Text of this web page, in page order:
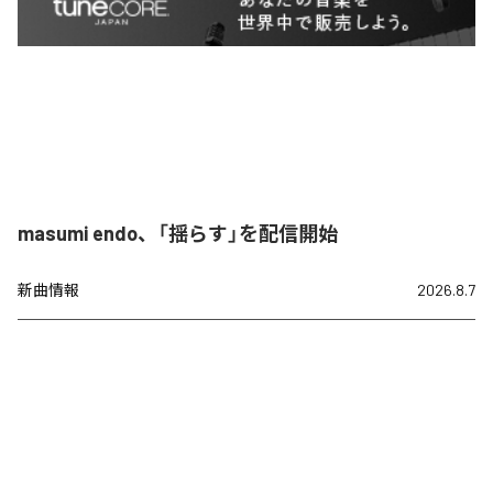
masumi endo、「揺らす」を配信開始
新曲情報 2026.8.7